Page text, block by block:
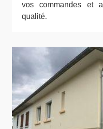
vos commandes et
qualité.